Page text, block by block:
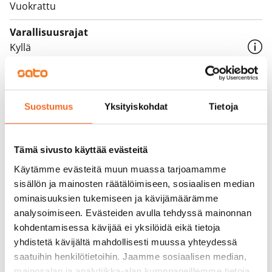
Suostumus Yksityiskohdat Tietoja
Tämä sivusto käyttää evästeitä
Käytämme evästeitä muun muassa tarjoamamme
sisällön ja mainosten räätälöimiseen, sosiaalisen median
ominaisuuksien tukemiseen ja kävijämäärämme
analysoimiseen. Evästeiden avulla tehdyssä mainonnan
kohdentamisessa kävijää ei yksilöidä eikä tietoja
yhdistetä kävijältä mahdollisesti muussa yhteydessä
saatuihin henkilötietoihin. Jaamme sosiaalisen median,
Vuokrattu
Varallisuusrajat
Kyllä
Vuokra
Pakollinen, ei sisälly vuokraan
Vesimaksu
27 €/hlö/kk
Sähkömaksu
Vuokralainen solmii itse sähkösopimuksen.
Laajakaista